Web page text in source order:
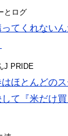
とログ
てくれない
J PRIDE
ほとんどの
て『米だけ